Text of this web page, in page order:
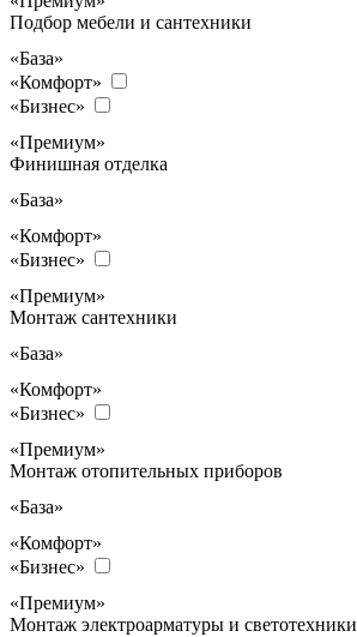
Подбор мебели и сантехники
«База»
«Комфорт»
«Бизнес»
«Премиум»
Финишная отделка
«База»
«Комфорт»
«Бизнес»
«Премиум»
Монтаж сантехники
«База»
«Комфорт»
«Бизнес»
«Премиум»
Монтаж отопительных приборов
«База»
«Комфорт»
«Бизнес»
«Премиум»
Монтаж электроарматуры и светотехники